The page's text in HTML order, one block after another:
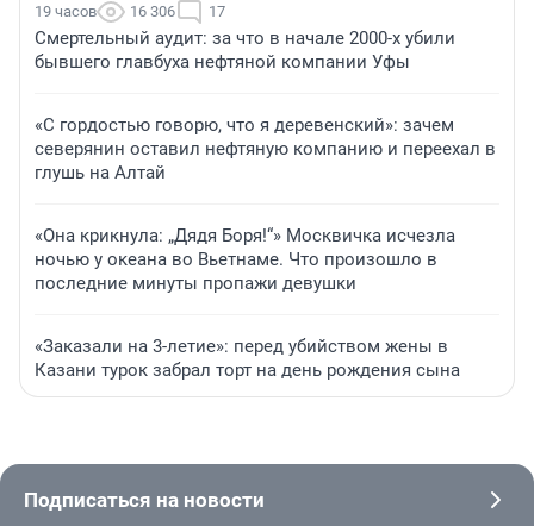
19 часов 16 306 17
Смертельный аудит: за что в начале 2000-х убили
бывшего главбуха нефтяной компании Уфы
«С гордостью говорю, что я деревенский»: зачем
северянин оставил нефтяную компанию и переехал в
глушь на Алтай
«Она крикнула: „Дядя Боря!“» Москвичка исчезла
ночью у океана во Вьетнаме. Что произошло в
последние минуты пропажи девушки
«Заказали на 3-летие»: перед убийством жены в
Казани турок забрал торт на день рождения сына
Подписаться на новости